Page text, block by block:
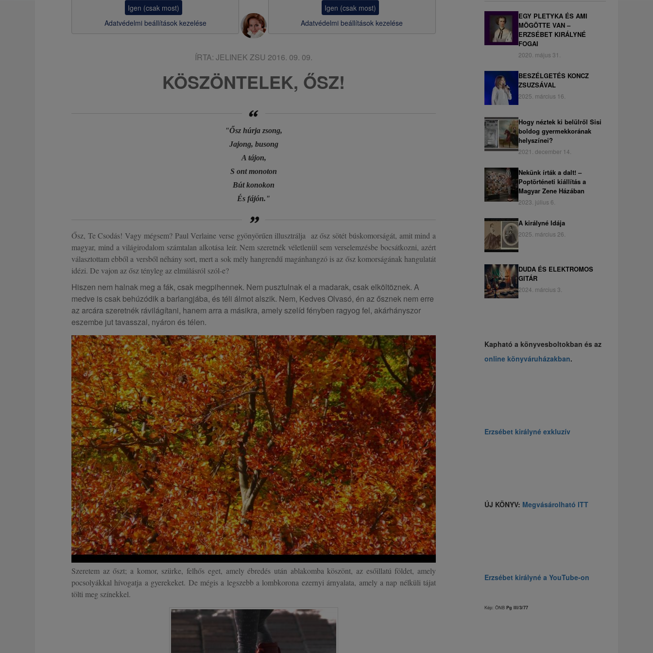
Igen (csak most)
Adatvédelmi beállítások kezelése
Igen (csak most)
Adatvédelmi beállítások kezelése
ÍRTA: JELINEK ZSU 2016. 09. 09.
KÖSZÖNTELEK, ŐSZ!
"Ősz húrja zsong,
Jajong, busong
A tájon,
S ont monoton
Bút konokon
És fájón."
Ősz, Te Csodás! Vagy mégsem? Paul Verlaine verse gyönyörűen illusztrálja az ősz sötét búskomorságát, amit mind a
magyar, mind a világirodalom számtalan alkotása leír. Nem szeretnék véletlenül sem verselemzésbe bocsátkozni, azért
választottam ebből a versből néhány sort, mert a sok mély hangrendű magánhangzó is az ősz komorságának hangulatát
idézi. De vajon az ősz tényleg az elmúlásról szól-e?
Hiszen nem halnak meg a fák, csak megpihennek. Nem pusztulnak el a madarak, csak elköltöznek. A
medve is csak behúzódik a barlangjába, és téli álmot alszik. Nem, Kedves Olvasó, én az ősznek nem erre
az arcára szeretnék rávilágítani, hanem arra a másikra, amely szelíd fényben ragyog fel, akárhányszor
eszembe jut tavasszal, nyáron és télen.
Szeretem az őszt; a komor, szürke, felhős eget, amely ébredés után ablakomba köszönt, az esőillatú földet, amely
pocsolyákkal hívogatja a gyerekeket. De mégis a legszebb a lombkorona ezernyi árnyalata, amely a nap nélküli tájat
tölti meg színekkel.
EGY PLETYKA ÉS AMI
MÖGÖTTE VAN –
ERZSÉBET KIRÁLYNÉ
FOGAI
2020. május 31.
BESZÉLGETÉS KONCZ
ZSUZSÁVAL
2025. március 16.
Hogy néztek ki belülről Sisi
boldog gyermekkorának
helyszínei?
2021. december 14.
Nekünk írták a dalt! –
Poptörténeti kiállítás a
Magyar Zene Házában
2023. július 6.
A királyné Idája
2025. március 26.
DUDA ÉS ELEKTROMOS
GITÁR
2024. március 3.
Kapható a könyvesboltokban és az
online könyváruházakban.
Erzsébet királyné exkluzív
ÚJ KÖNYV: Megvásárolható ITT
Erzsébet királyné a YouTube-on
Kép: ÖNB Pg III/3/77